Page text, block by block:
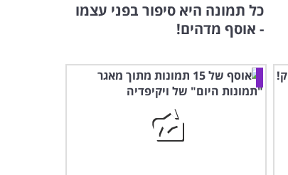
כל תמונה היא סיפור בפני עצמו
- אוסף מדהים!